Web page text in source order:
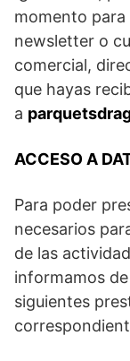
momento
newsletter o
comercial,
que hayas
a
ACCESO A
Para poder
necesarios
de las
informamos
siguientes